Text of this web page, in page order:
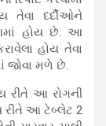
તેવા દર્દીઓને
હોય છે. આ
હોય તેવા
જોવા મળે છે.
રીતે આ રોગની
રીતે આ ટેબ્લેટ 2